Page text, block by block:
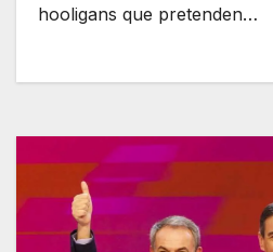
hooligans que pretenden…